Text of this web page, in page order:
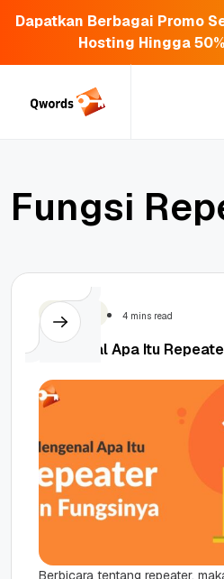
Dapatkan Berbagai Promo
Hosting Hingga 50%
Fungsi Rep
Teknologi 4 mins read
Mengenal Apa Itu
Berbicara tentang repeater,